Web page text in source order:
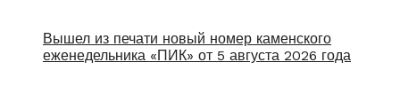
Вышел из печати новый номер каменского
еженедельника «ПИК» от 5 августа 2026 года